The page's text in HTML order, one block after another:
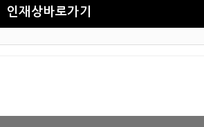
인재상바로가기